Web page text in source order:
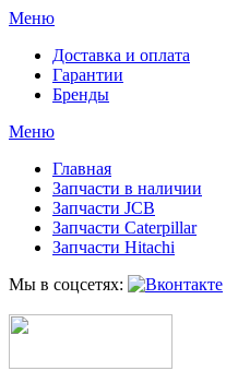
Меню
Доставка и оплата
Гарантии
Бренды
Меню
Главная
Запчасти в наличии
Запчасти JCB
Запчасти Caterpillar
Запчасти Hitachi
Мы в соцсетях: